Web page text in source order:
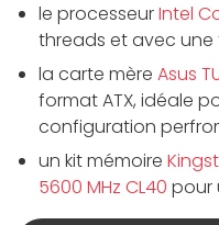
le processeurIntel
threads et avec une
la carte mère Asus
format ATX, idéale
configuration
un kit mémoire
5600 MHz CL40 pour